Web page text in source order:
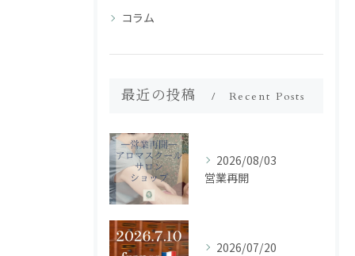
コラム
最近の投稿 Recent Posts
2026/08/03
営業再開
2026/07/20